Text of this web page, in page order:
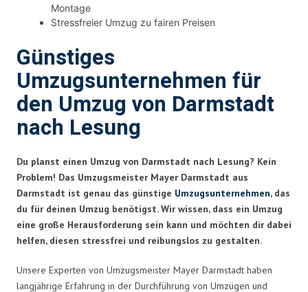
Montage
Stressfreier Umzug zu fairen Preisen
Günstiges
Umzugsunternehmen für
den Umzug von Darmstadt
nach Lesung
Du planst einen Umzug von Darmstadt nach Lesung? Kein
Problem! Das Umzugsmeister Mayer Darmstadt aus
Darmstadt ist genau das günstige Umzugsunternehmen, das
du für deinen Umzug benötigst. Wir wissen, dass ein Umzug
eine große Herausforderung sein kann und möchten dir dabei
helfen, diesen stressfrei und reibungslos zu gestalten.
Unsere Experten von Umzugsmeister Mayer Darmstadt haben
langjährige Erfahrung in der Durchführung von Umzügen und